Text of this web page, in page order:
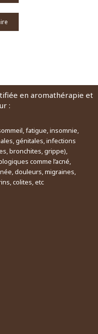
en aromathérapie et
:
fatigue, insomnie,
génitales, infections
bronchites, grippe),
comme l’acné,
douleurs, migraines,
colites, etc